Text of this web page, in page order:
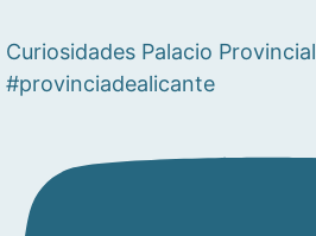
Curiosidades Palacio Provincial
#provinciadealicante